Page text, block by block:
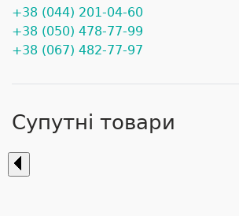
+38 (044) 201-04-60
+38 (050) 478-77-99
+38 (067) 482-77-97
Супутні товари